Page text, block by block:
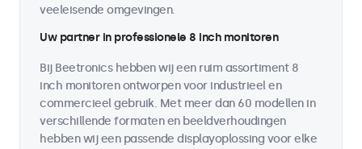
veeleisende omgevingen.
Uw partner in professionele 8 inch monitoren
Bij Beetronics hebben wij een ruim assortiment 8
inch monitoren ontworpen voor industrieel en
commercieel gebruik. Met meer dan 60 modellen in
verschillende formaten en beeldverhoudingen
hebben wij een passende displayoplossing voor elke